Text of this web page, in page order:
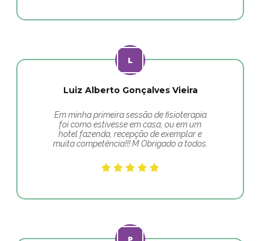
Luiz Alberto Gonçalves Vieira
Em minha primeira sessão de fisioterapia
foi como estivesse em casa, ou em um
hotel fazenda, recepção de exemplar e
muita competência!!! M Obrigado a todos.